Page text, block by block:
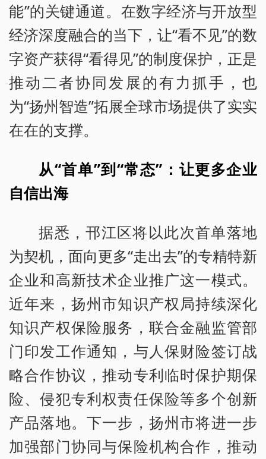
能”的关键通道。在数字经济与开放型
经济深度融合的当下，让“看不见”的数
字资产获得“看得见”的制度保护，正是
推动二者协同发展的有力抓手，也
为“扬州智造”拓展全球市场提供了实实
在在的支撑。
从“首单”到“常态”：让更多企业
自信出海
据悉，邗江区将以此次首单落地
为契机，面向更多“走出去”的专精特新
企业和高新技术企业推广这一模式。
近年来，扬州市知识产权局持续深化
知识产权保险服务，联合金融监管部
门印发工作通知，与人保财险签订战
略合作协议，推动专利临时保护期保
险、侵犯专利权责任保险等多个创新
产品落地。下一步，扬州市将进一步
加强部门协同与保险机构合作，推动